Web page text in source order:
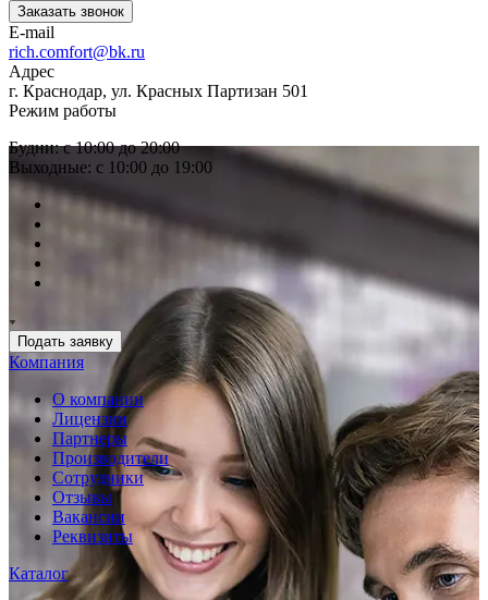
Заказать звонок
E-mail
rich.comfort@bk.ru
Адрес
г. Краснодар, ул. Красных Партизан 501
Режим работы
Будни: с 10:00 до 20:00
Выходные: с 10:00 до 19:00
Подать заявку
Компания
О компании
Лицензии
Партнеры
Производители
Сотрудники
Отзывы
Вакансии
Реквизиты
Каталог